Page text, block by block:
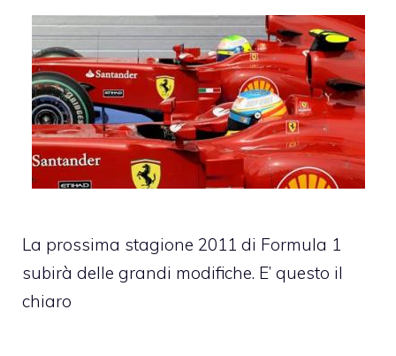
La prossima stagione 2011 di Formula 1
subirà delle grandi modifiche. E’ questo il
chiaro